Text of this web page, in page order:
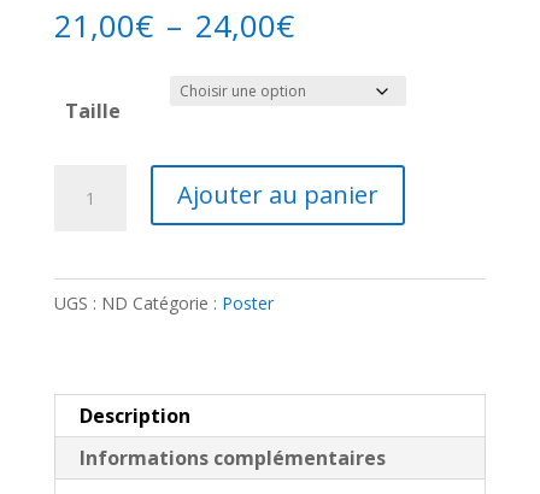
21,00€ – 24,00€Plage
prix :
à
24,00€
Taille
-
Bohort
Ajouter au panier
UGS : ND Catégorie : Poster
Description
Informations complémentaires